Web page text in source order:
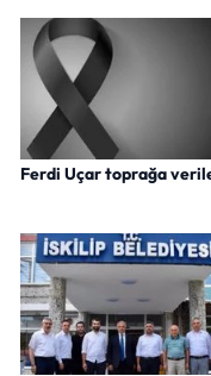
Ferdi Uçar toprağa